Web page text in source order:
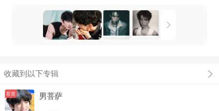
收藏到以下专辑
首发 男菩萨